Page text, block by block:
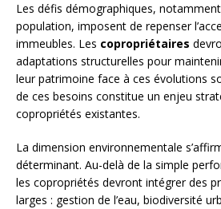
Les défis démographiques,
population, imposent de repenser
immeubles. Les copropriétaires
adaptations structurelles pour
leur patrimoine face à ces évolutions
de ces besoins constitue un enjeu
copropriétés existantes.
La dimension environnementale
déterminant. Au-delà de la simple
les copropriétés devront intégrer des
larges : gestion de l’eau, biodiversité